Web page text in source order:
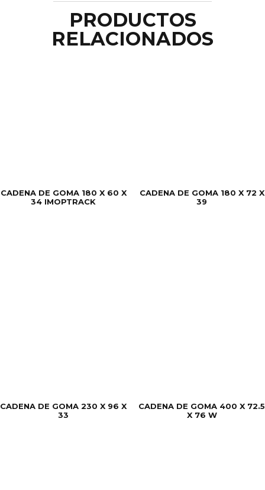
PRODUCTOS
RELACIONADOS
CADENA DE GOMA 180 X 60 X
34 IMOPTRACK
CADENA DE GOMA 180 X 72 X
39
CADENA DE GOMA 230 X 96 X
33
CADENA DE GOMA 400 X 72.5
X 76 W